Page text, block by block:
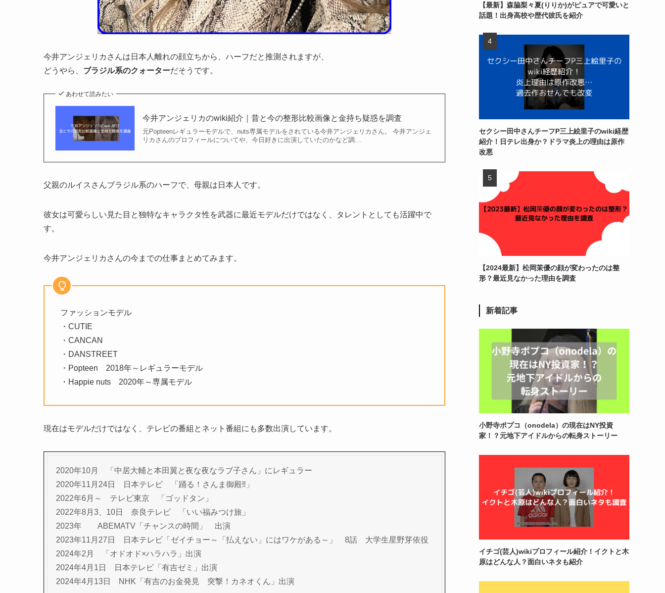
今井アンジェリカさんは日本人離れの顔立ちから、ハーフだと推測されますが、
どうやら、 ブラジル系のクォーターだそうです。
あわせて読みたい
今井アンジェリカのwiki紹介｜昔と今の整形比較画像と金持ち疑惑を調査
元Popteenレギュラーモデルで、nuts専属モデルをされている今井アンジェリカさん。 今井アンジェ
リカさんのプロフィールについてや、今日好きに出演していたのかなど調…
父親のルイスさんブラジル系のハーフで、母親は日本人です。
彼女は可愛らしい見た目と独特なキャラクタ性を武器に最近モデルだけではなく、タレントとしても活躍中で
す。
今井アンジェリカさんの今までの仕事まとめてみます。
ファッションモデル
・CUTIE
・CANCAN
・DANSTREET
・Popteen 2018年～レギュラーモデル
・Happie nuts 2020年～専属モデル
現在はモデルだけではなく、テレビの番組とネット番組にも多数出演しています。
2020年10月 「中居大輔と本田翼と夜な夜なラブ子さん」にレギュラー
2020年11月24日 日本テレビ 「踊る！さんま御殿‼」
2022年6月～ テレビ東京 「ゴッドタン」
2022年8月3、10日 奈良テレビ 「いい福みつけ旅」
2023年 ABEMATV「チャンスの時間」 出演
2023年11月27日 日本テレビ「ゼイチョー～「払えない」にはワケがある～」 8話 大学生星野芽依役
2024年2月 「オドオド×ハラハラ」出演
2024年4月1日 日本テレビ「有吉ゼミ」出演
2024年4月13日 NHK「有吉のお金発見 突撃！カネオくん」出演
【最新】森脇梨々夏(りりか)がピュアで可愛いと
話題！出身高校や歴代彼氏を紹介
セクシー田中さんチーフP三上絵里子のwiki経歴
紹介！日テレ出身か？ドラマ炎上の理由は原作
改悪
【2024最新】松岡茉優の顔が変わったのは整
形？最近見なかった理由を調査
新着記事
小野寺ポプコ（onodela）の現在はNY投資
家！？元地下アイドルからの転身ストーリー
イチゴ(芸人)wikiプロフィール紹介！イクトと木
原はどんな人？面白いネタも紹介